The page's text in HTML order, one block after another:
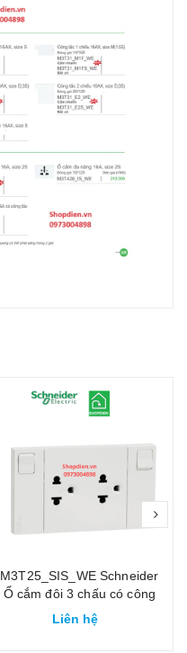
M3T25_SIS_WE Schneider
Ổ cắm đôi 3 chấu có công
tăc 16A AvatarOn A
Liên hệ